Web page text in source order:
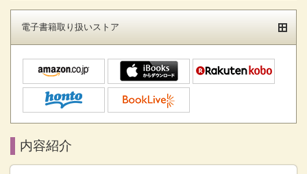
電子書籍取り扱いストア
内容紹介